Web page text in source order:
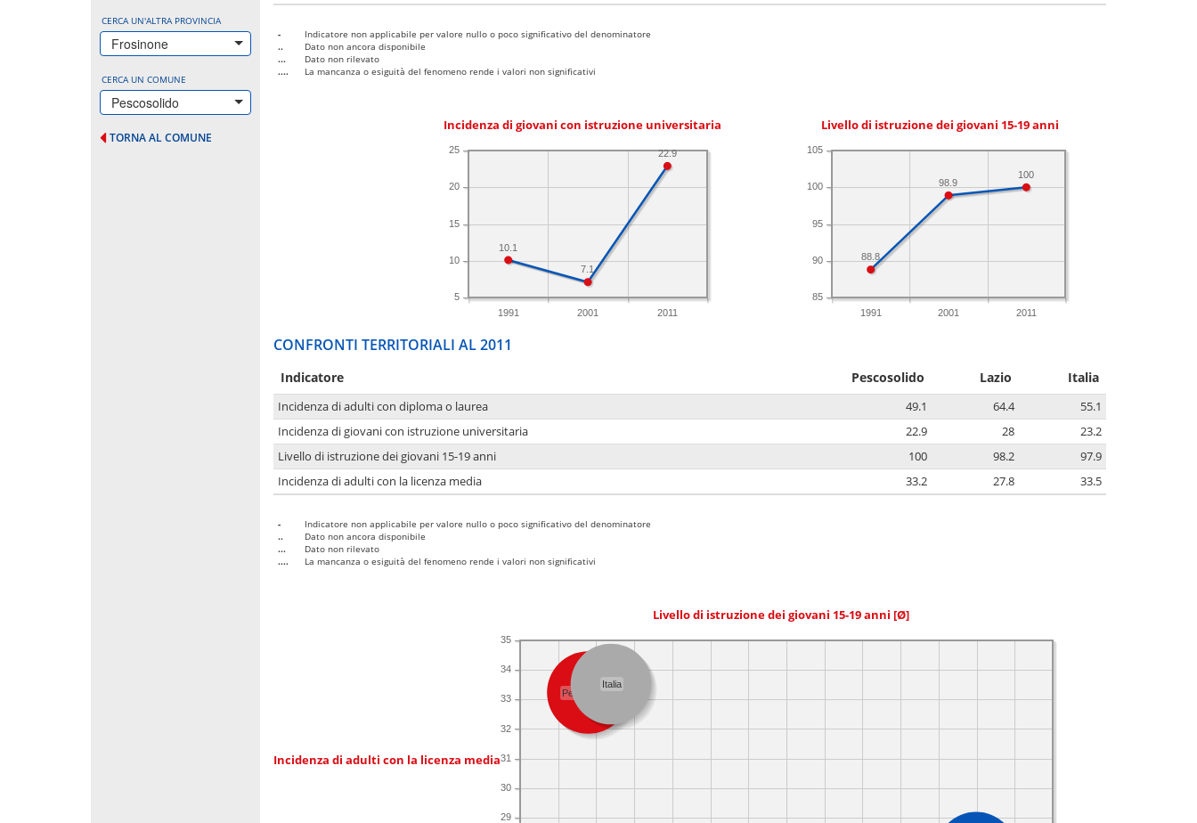
CERCA UN'ALTRA PROVINCIA
Frosinone
CERCA UN COMUNE
Pescosolido
TORNA AL COMUNE
-
Indicatore non applicabile per valore nullo o poco significativo del denominatore
..
Dato non ancora disponibile
...
Dato non rilevato
....
La mancanza o esiguità del fenomeno rende i valori non significativi
Incidenza di giovani con istruzione universitaria
1991 2001 2011
5
10
15
20
25 22.9
7.1
10.1
Livello di istruzione dei giovani 15-19 anni
1991 2001 2011
85
90
95
100
105
100
98.9
88.8
CONFRONTI TERRITORIALI AL 2011
Indicatore Pescosolido Lazio Italia
Incidenza di adulti con diploma o laurea 49.1 64.4
55.1
Incidenza di giovani con istruzione universitaria
22.9 28
23.2
Livello di istruzione dei giovani 15-19 anni
100 98.2
97.9
Incidenza di adulti con la licenza media
33.2 27.8 33.5
-
Indicatore non applicabile per valore nullo o poco significativo del denominatore
..
Dato non ancora disponibile
...
Dato non rilevato
....
La mancanza o esiguità del fenomeno rende i valori non significativi
Livello di istruzione dei giovani 15-19 anni [Ø]
Incidenza di adulti con la licenza media
29
30
31
32
33
34
35
Pescosolido
Italia